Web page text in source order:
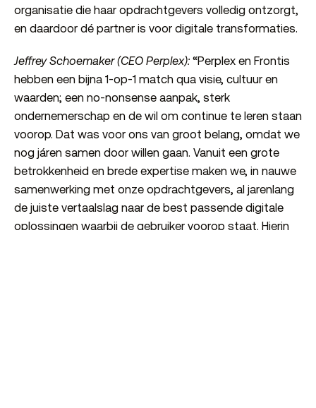
organisatie die haar opdrachtgevers volledig ontzorgt,
en daardoor dé partner is voor digitale transformaties.
Jeffrey Schoemaker (CEO Perplex): “Perplex en Frontis
hebben een bijna 1-op-1 match qua visie, cultuur en
waarden; een no-nonsense aanpak, sterk
ondernemerschap en de wil om continue te leren staan
voorop. Dat was voor ons van groot belang, omdat we
nog járen samen door willen gaan. Vanuit een grote
betrokkenheid en brede expertise maken we, in nauwe
samenwerking met onze opdrachtgevers, al jarenlang
de juiste vertaalslag naar de best passende digitale
oplossingen waarbij de gebruiker voorop staat. Hierin